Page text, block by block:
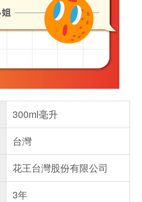
300ml毫升
台灣
花王台灣股份有限公司
3年